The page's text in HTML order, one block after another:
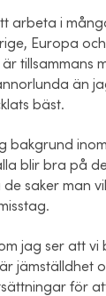
arbeta i
Europa
tillsammans
än
bäst.
bakgrund
blir bra på
saker man
jag ser att vi
jämställdhet
för